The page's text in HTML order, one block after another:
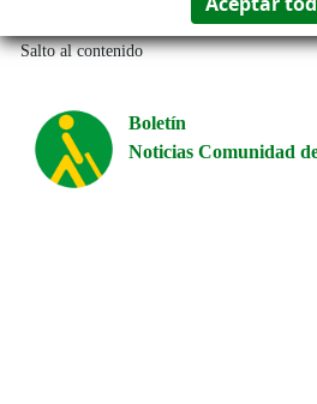
Salto al contenido
Boletín
Noticias Comunidad